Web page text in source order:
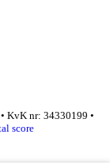
KvK nr: 34330199 •
score